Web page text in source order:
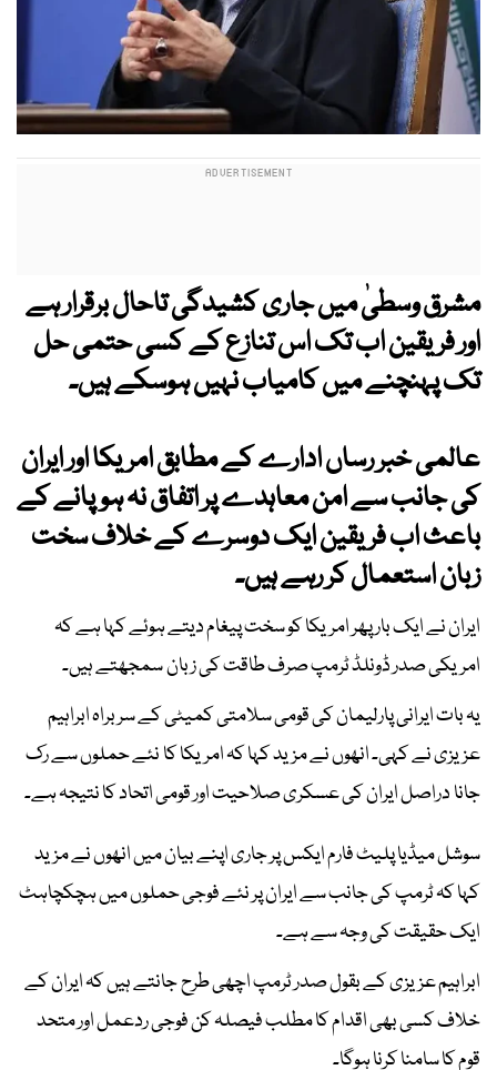
مشرق وسطیٰ میں جاری کشیدگی تاحال برقرار ہے
اور فریقین اب تک اس تنازع کے کسی حتمی حل
تک پہنچنے میں کامیاب نہیں ہوسکے ہیں۔
عالمی خبر رساں ادارے کے مطابق امریکا اور ایران
کی جانب سے امن معاہدے پر اتفاق نہ ہوپانے کے
باعث اب فریقین ایک دوسرے کے خلاف سخت
زبان استعمال کر رہے ہیں۔
ایران نے ایک بار پھر امریکا کو سخت پیغام دیتے ہوئے کہا ہے کہ
امریکی صدر ڈونلڈ ٹرمپ صرف طاقت کی زبان سمجھتے ہیں۔
یہ بات ایرانی پارلیمان کی قومی سلامتی کمیٹی کے سربراہ ابراہیم
عزیزی نے کہی۔ انھوں نے مزید کہا کہ امریکا کا نئے حملوں سے رک
جانا دراصل ایران کی عسکری صلاحیت اور قومی اتحاد کا نتیجہ ہے۔
سوشل میڈیا پلیٹ فارم ایکس پر جاری اپنے بیان میں انھوں نے مزید
کہا کہ ٹرمپ کی جانب سے ایران پر نئے فوجی حملوں میں ہچکچاہٹ
ایک حقیقت کی وجہ سے ہے۔
ابراہیم عزیزی کے بقول صدر ٹرمپ اچھی طرح جانتے ہیں کہ ایران کے
خلاف کسی بھی اقدام کا مطلب فیصلہ کن فوجی ردعمل اور متحد
قوم کا سامنا کرنا ہوگا۔